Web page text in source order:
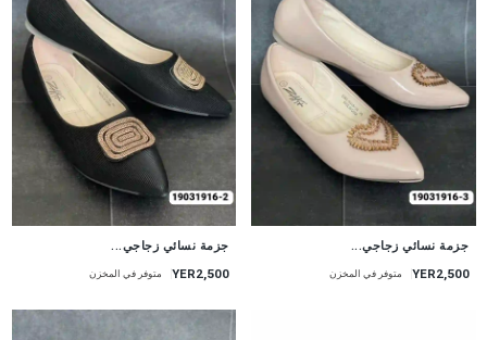
جزمة نسائي زجاجي...
YER2,500 متوفر في المخزن
جزمة نسائي زجاجي...
YER2,500 متوفر في المخزن